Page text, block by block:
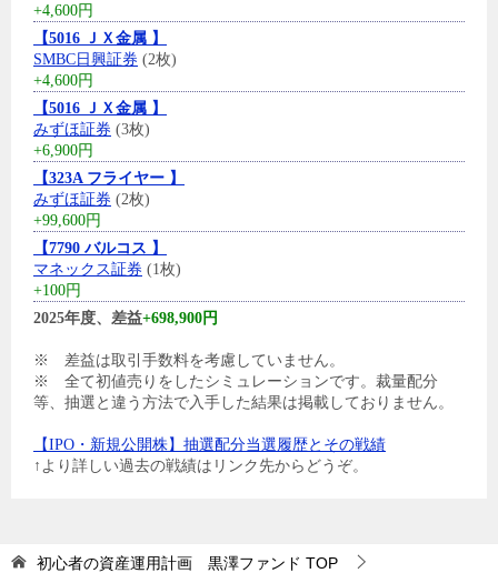
+4,600円
【5016 ＪＸ金属 】
SMBC日興証券 (2枚)
+4,600円
【5016 ＪＸ金属 】
みずほ証券 (3枚)
+6,900円
【323A フライヤー 】
みずほ証券 (2枚)
+99,600円
【7790 バルコス 】
マネックス証券 (1枚)
+100円
2025年度、差益+698,900円
※ 差益は取引手数料を考慮していません。
※ 全て初値売りをしたシミュレーションです。裁量配分
等、抽選と違う方法で入手した結果は掲載しておりません。
【IPO・新規公開株】抽選配分当選履歴とその戦績
↑より詳しい過去の戦績はリンク先からどうぞ。
初心者の資産運用計画 黒澤ファンド TOP